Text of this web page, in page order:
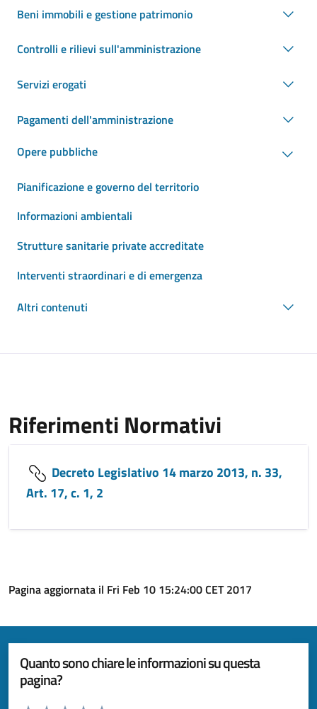
Beni immobili e gestione patrimonio
Controlli e rilievi sull'amministrazione
Servizi erogati
Pagamenti dell'amministrazione
Opere pubbliche
Pianificazione e governo del territorio
Informazioni ambientali
Strutture sanitarie private accreditate
Interventi straordinari e di emergenza
Altri contenuti
Riferimenti Normativi
Decreto Legislativo 14 marzo 2013, n. 33,
Art. 17, c. 1, 2
Pagina aggiornata il Fri Feb 10 15:24:00 CET 2017
Quanto sono chiare le informazioni su questa
pagina?